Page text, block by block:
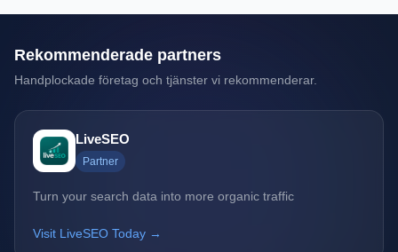
Rekommenderade partners
Handplockade företag och tjänster vi rekommenderar.
LiveSEO
Partner
Turn your search data into more organic traffic
Visit LiveSEO Today →